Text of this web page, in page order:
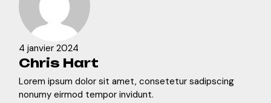
4 janvier 2024
Chris Hart
Lorem ipsum dolor sit amet, consetetur sadipscing
nonumy eirmod tempor invidunt.